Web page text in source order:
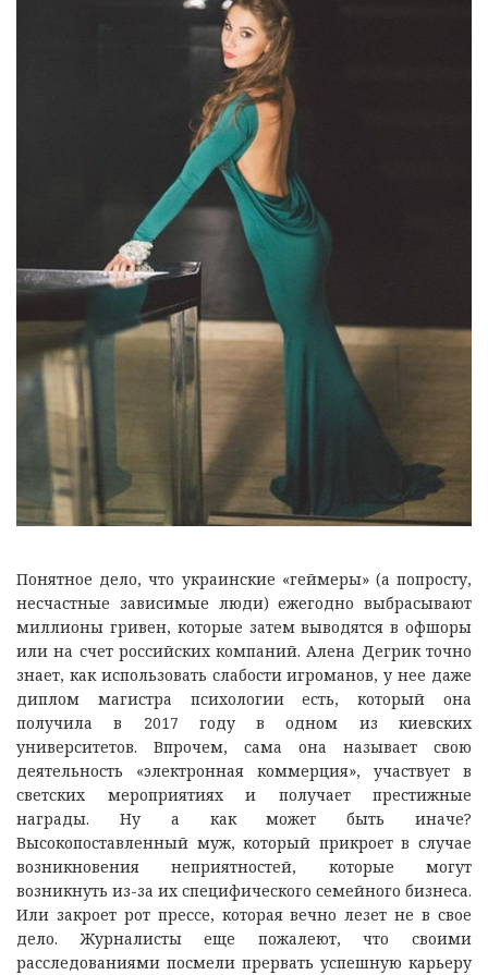
Понятное дело, что украинские «геймеры» (а попросту,
несчастные зависимые люди) ежегодно выбрасывают
миллионы гривен, которые затем выводятся в офшоры
или на счет российских компаний. Алена Дегрик точно
знает, как использовать слабости игроманов, у нее даже
диплом магистра психологии есть, который она
получила в 2017 году в одном из киевских
университетов. Впрочем, сама она называет свою
деятельность «электронная коммерция», участвует в
светских мероприятиях и получает престижные
награды. Ну а как может быть иначе?
Высокопоставленный муж, который прикроет в случае
возникновения неприятностей, которые могут
возникнуть из-за их специфического семейного бизнеса.
Или закроет рот прессе, которая вечно лезет не в свое
дело. Журналисты еще пожалеют, что своими
расследованиями посмели прервать успешную карьеру